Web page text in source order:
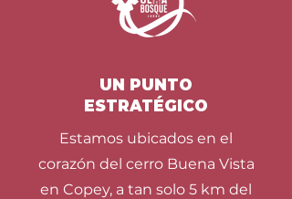
UN PUNTO
ESTRATÉGICO
Estamos ubicados en el
corazón del cerro Buena Vista
en Copey, a tan solo 5 km del